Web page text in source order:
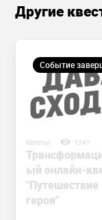
Другие
Событие
Квесты 1247
ый онлайн-
"Путешествие
героя"